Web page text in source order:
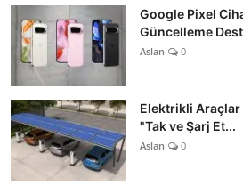
Google Pixel
Güncelleme
Aslan 0
Elektrikli Araçlar
"Tak ve Şarj Et...
Aslan 0